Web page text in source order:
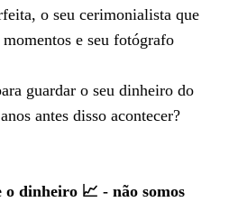
o seu cerimonialista que
e seu fotógrafo
guardar o seu dinheiro do
antes disso acontecer?
dinheiro 📈 - não somos